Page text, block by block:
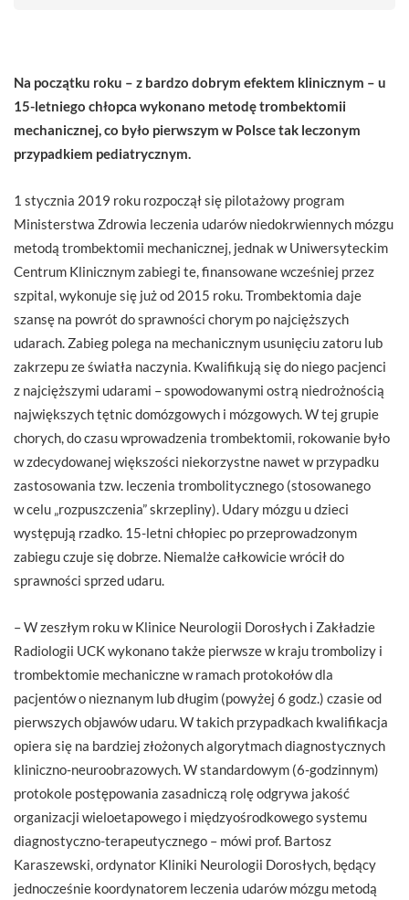
Na początku roku – z bardzo dobrym efektem klinicznym – u
15-letniego chłopca wykonano metodę trombektomii
mechanicznej, co było pierwszym w Polsce tak leczonym
przypadkiem pediatrycznym.
1 stycznia 2019 roku rozpoczął się pilotażowy program
Ministerstwa Zdrowia leczenia udarów niedokrwiennych mózgu
metodą trombektomii mechanicznej, jednak w Uniwersyteckim
Centrum Klinicznym zabiegi te, finansowane wcześniej przez
szpital, wykonuje się już od 2015 roku. Trombektomia daje
szansę na powrót do sprawności chorym po najcięższych
udarach. Zabieg polega na mechanicznym usunięciu zatoru lub
zakrzepu ze światła naczynia. Kwalifikują się do niego pacjenci
z najcięższymi udarami – spowodowanymi ostrą niedrożnością
największych tętnic domózgowych i mózgowych. W tej grupie
chorych, do czasu wprowadzenia trombektomii, rokowanie było
w zdecydowanej większości niekorzystne nawet w przypadku
zastosowania tzw. leczenia trombolitycznego (stosowanego
w celu „rozpuszczenia” skrzepliny). Udary mózgu u dzieci
występują rzadko. 15-letni chłopiec po przeprowadzonym
zabiegu czuje się dobrze. Niemalże całkowicie wrócił do
sprawności sprzed udaru.
– W zeszłym roku w Klinice Neurologii Dorosłych i Zakładzie
Radiologii UCK wykonano także pierwsze w kraju trombolizy i
trombektomie mechaniczne w ramach protokołów dla
pacjentów o nieznanym lub długim (powyżej 6 godz.) czasie od
pierwszych objawów udaru. W takich przypadkach kwalifikacja
opiera się na bardziej złożonych algorytmach diagnostycznych
kliniczno-neuroobrazowych. W standardowym (6-godzinnym)
protokole postępowania zasadniczą rolę odgrywa jakość
organizacji wieloetapowego i międzyośrodkowego systemu
diagnostyczno-terapeutycznego – mówi prof. Bartosz
Karaszewski, ordynator Kliniki Neurologii Dorosłych, będący
jednocześnie koordynatorem leczenia udarów mózgu metodą